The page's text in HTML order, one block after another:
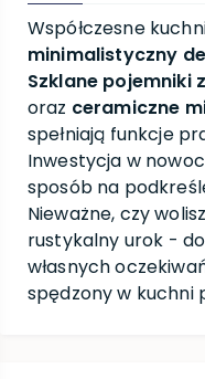
Współczesne
minimalistyczny
Szklane pojemniki
oraz ceramiczne
spełniają funkcje
Inwestycja w
sposób na
Nieważne, czy
rustykalny urok -
własnych
spędzony w kuchni